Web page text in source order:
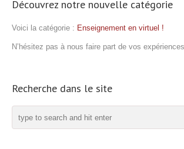
Découvrez notre nouvelle catégorie
Voici la catégorie : Enseignement en virtuel !
N’hésitez pas à nous faire part de vos
Recherche dans le site